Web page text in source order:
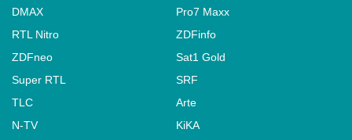
DMAX
Pro7 Maxx
RTL Nitro
ZDFinfo
ZDFneo
Sat1 Gold
Super RTL
SRF
TLC
Arte
N-TV
KiKA